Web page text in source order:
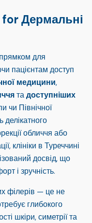
Дермальні
для
пацієнтам доступ
медицини,
тадоступніших
чи Північної
обличчя або
клініки в Туреччині
досвід, що
і зручність.
філерів — це не
глибокого
шкіри, симетрії та